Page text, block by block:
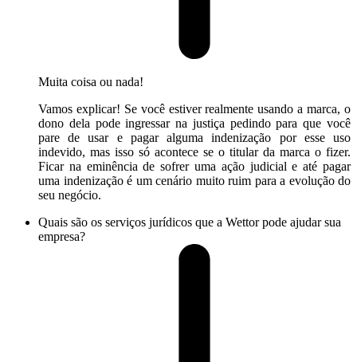
Muita coisa ou nada!
Vamos explicar! Se você estiver realmente usando a marca, o
dono dela pode ingressar na justiça pedindo para que você
pare de usar e pagar alguma indenização por esse uso
indevido, mas isso só acontece se o titular da marca o fizer.
Ficar na eminência de sofrer uma ação judicial e até pagar
uma indenização é um cenário muito ruim para a evolução do
seu negócio.
Quais são os serviços jurídicos que a Wettor pode ajudar sua
empresa?